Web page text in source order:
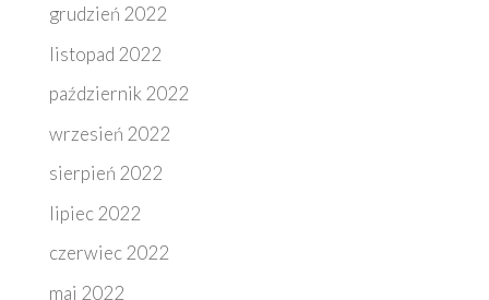
grudzień 2022
listopad 2022
październik 2022
wrzesień 2022
sierpień 2022
lipiec 2022
czerwiec 2022
maj 2022